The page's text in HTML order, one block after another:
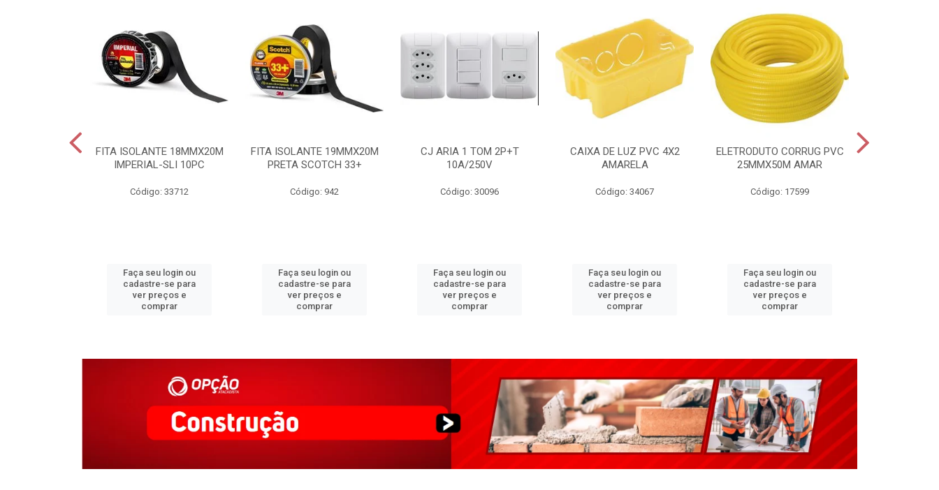
FITA ISOLANTE 18MMX20M
IMPERIAL-SLI 10PC
Código: 33712
Faça seu login ou
cadastre-se para
ver preços e
comprar
FITA ISOLANTE 19MMX20M
PRETA SCOTCH 33+
Código: 942
Faça seu login ou
cadastre-se para
ver preços e
comprar
CJ ARIA 1 TOM 2P+T
10A/250V
Código: 30096
Faça seu login ou
cadastre-se para
ver preços e
comprar
CAIXA DE LUZ PVC 4X2
AMARELA
Código: 34067
Faça seu login ou
cadastre-se para
ver preços e
comprar
ELETRODUTO CORRUG PVC
25MMX50M AMAR
Código: 17599
Faça seu login ou
cadastre-se para
ver preços e
comprar